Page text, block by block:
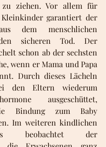
ziehen. Vor allem für
Kleinkinder garantiert der
dem menschlichen
sicheren Tod. Der
schon ab der sechsten
wenn er Mama und Papa
Durch dieses Lächeln
den Eltern wiederum
ausgeschüttet,
Bindung zum Baby
Im weiteren kindlichen
beobachtet der